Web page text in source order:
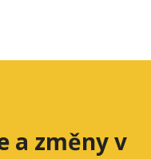
a změny v